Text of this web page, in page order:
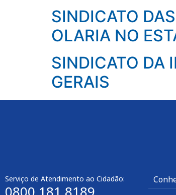
SINDICATO
OLARIA NO
SINDICATO DA
GERAIS
Serviço de Atendimento ao Cidadão: